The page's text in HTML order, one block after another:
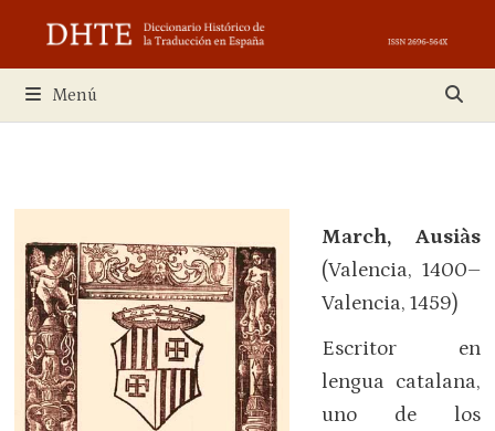
contenido
Menú
March, Ausiàs
(Valencia, 1400–
Valencia, 1459)
Escritor en
lengua catalana,
uno de los